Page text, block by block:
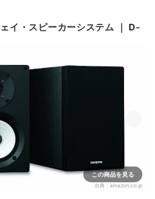
イ・スピーカーシステム
D-
この商品を見る
出典： amazon.co.jp